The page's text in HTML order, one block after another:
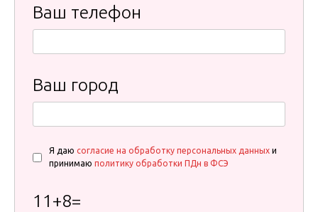
Ваш телефон
Ваш город
Я даю согласие на обработку персональных данных и
принимаю политику обработки ПДн в ФСЭ
11 +8=